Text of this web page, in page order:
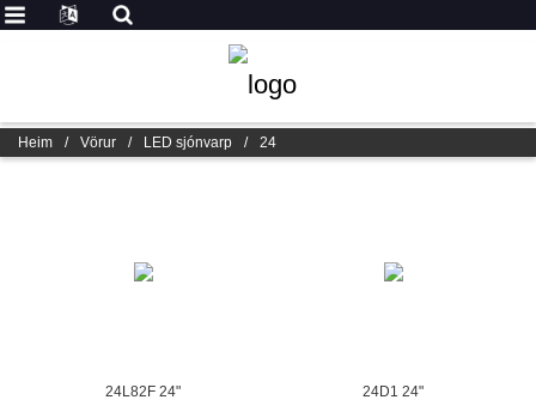
Heim / Vörur / LED sjónvarp / 24
24L82F 24" 24D1 24"